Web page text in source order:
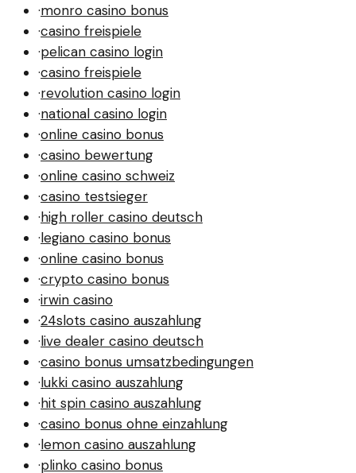
·monro casino bonus
·casino freispiele
·pelican casino login
·casino freispiele
·revolution casino login
·national casino login
·online casino bonus
·casino bewertung
·online casino schweiz
·casino testsieger
·high roller casino deutsch
·legiano casino bonus
·online casino bonus
·crypto casino bonus
·irwin casino
·24slots casino auszahlung
·live dealer casino deutsch
·casino bonus umsatzbedingungen
·lukki casino auszahlung
·hit spin casino auszahlung
·casino bonus ohne einzahlung
·lemon casino auszahlung
·plinko casino bonus